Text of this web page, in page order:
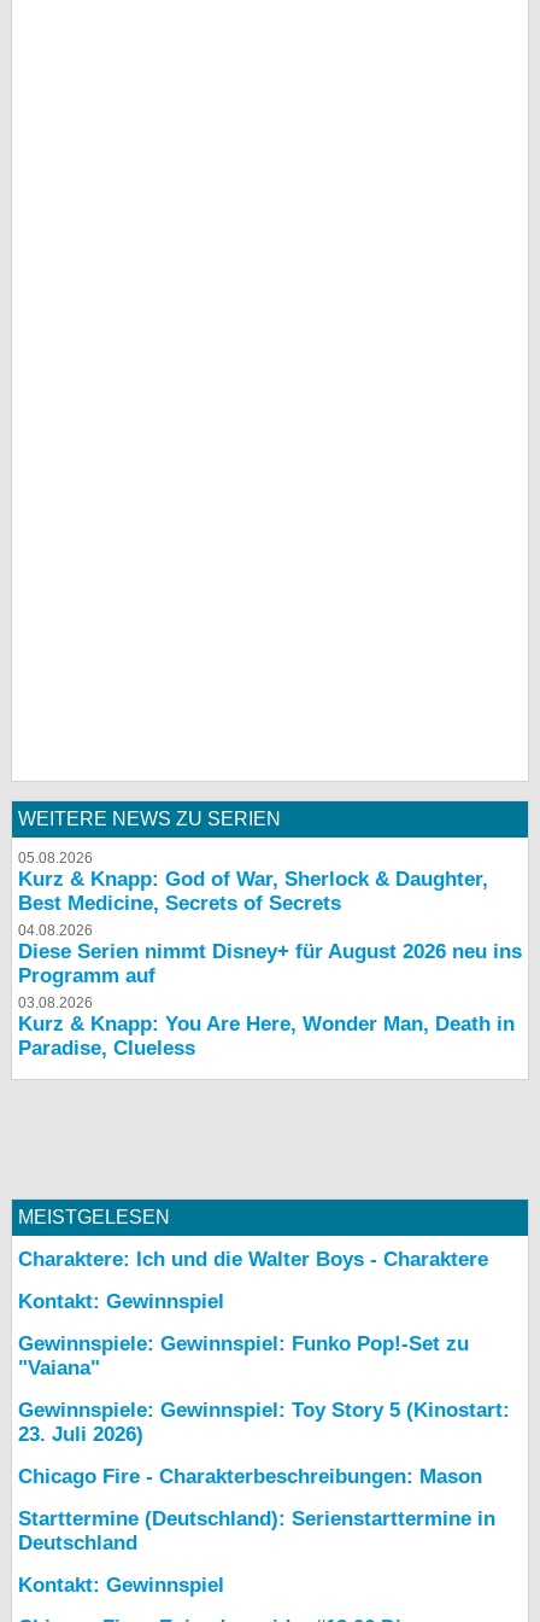
WEITERE NEWS ZU SERIEN
05.08.2026
Kurz & Knapp: God of War, Sherlock & Daughter,
Best Medicine, Secrets of Secrets
04.08.2026
Diese Serien nimmt Disney+ für August 2026 neu ins
Programm auf
03.08.2026
Kurz & Knapp: You Are Here, Wonder Man, Death in
Paradise, Clueless
MEISTGELESEN
Charaktere: Ich und die Walter Boys - Charaktere
Kontakt: Gewinnspiel
Gewinnspiele: Gewinnspiel: Funko Pop!-Set zu
"Vaiana"
Gewinnspiele: Gewinnspiel: Toy Story 5 (Kinostart:
23. Juli 2026)
Chicago Fire - Charakterbeschreibungen: Mason
Starttermine (Deutschland): Serienstarttermine in
Deutschland
Kontakt: Gewinnspiel